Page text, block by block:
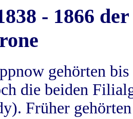
- 1866
gehörten
die beiden
Früher